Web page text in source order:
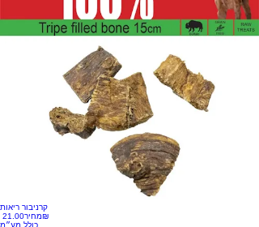
קרניבור ריאות
מחיר‏21.00 ‏₪
כולל מע״מ